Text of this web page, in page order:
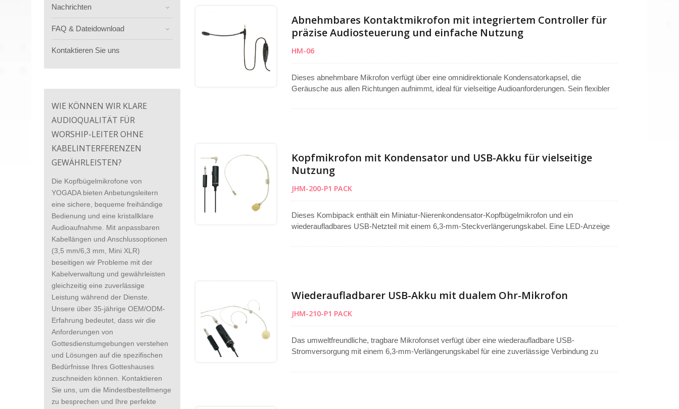
Nachrichten
FAQ & Dateidownload
Kontaktieren Sie uns
WIE KÖNNEN WIR KLARE
AUDIOQUALITÄT FÜR
WORSHIP-LEITER OHNE
KABELINTERFERENZEN
GEWÄHRLEISTEN?
Die Kopfbügelmikrofone von
YOGADA bieten Anbetungsleitern
eine sichere, bequeme freihändige
Bedienung und eine kristallklare
Audioaufnahme. Mit anpassbaren
Kabellängen und Anschlussoptionen
(3,5 mm/6,3 mm, Mini XLR)
beseitigen wir Probleme mit der
Kabelverwaltung und gewährleisten
gleichzeitig eine zuverlässige
Leistung während der Dienste.
Unsere über 35-jährige OEM/ODM-
Erfahrung bedeutet, dass wir die
Anforderungen von
Gottesdienstumgebungen verstehen
und Lösungen auf die spezifischen
Bedürfnisse Ihres Gotteshauses
zuschneiden können. Kontaktieren
Sie uns, um die Mindestbestellmenge
zu besprechen und Ihre perfekte
Abnehmbares Kontaktmikrofon mit integriertem Controller für
präzise Audiosteuerung und einfache Nutzung
HM-06
Dieses abnehmbare Mikrofon verfügt über eine omnidirektionale Kondensatorkapsel, die
Geräusche aus allen Richtungen aufnimmt, ideal für vielseitige Audioanforderungen. Sein flexibler
einem 3,5-mm-Monostecker passt es nahtlos zu den meisten Geräten. Als tragbares,
Kopfmikrofon mit Kondensator und USB-Akku für vielseitige
Nutzung
JHM-200-P1 PACK
Dieses Kombipack enthält ein Miniatur-Nierenkondensator-Kopfbügelmikrofon und ein
wiederaufladbares USB-Netzteil mit einem 6,3-mm-Steckverlängerungskabel. Eine LED-Anzeige
und Rückkopplungen. Mit Strom vom USB-Anschluss gewährleistet das Mikrofon eine lang
Wiederaufladbarer USB-Akku mit dualem Ohr-Mikrofon
JHM-210-P1 PACK
Das umweltfreundliche, tragbare Mikrofonset verfügt über eine wiederaufladbare USB-
Stromversorgung mit einem 6,3-mm-Verlängerungskabel für eine zuverlässige Verbindung zu
während die kardioide Kondensatorkapsel klare und natürliche Audioaufnahmen mit minimalem